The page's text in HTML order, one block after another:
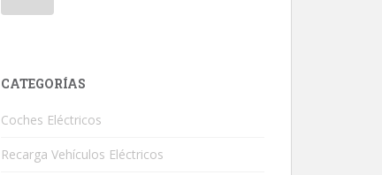
CATEGORÍAS
Coches Eléctricos
Recarga Vehículos Eléctricos